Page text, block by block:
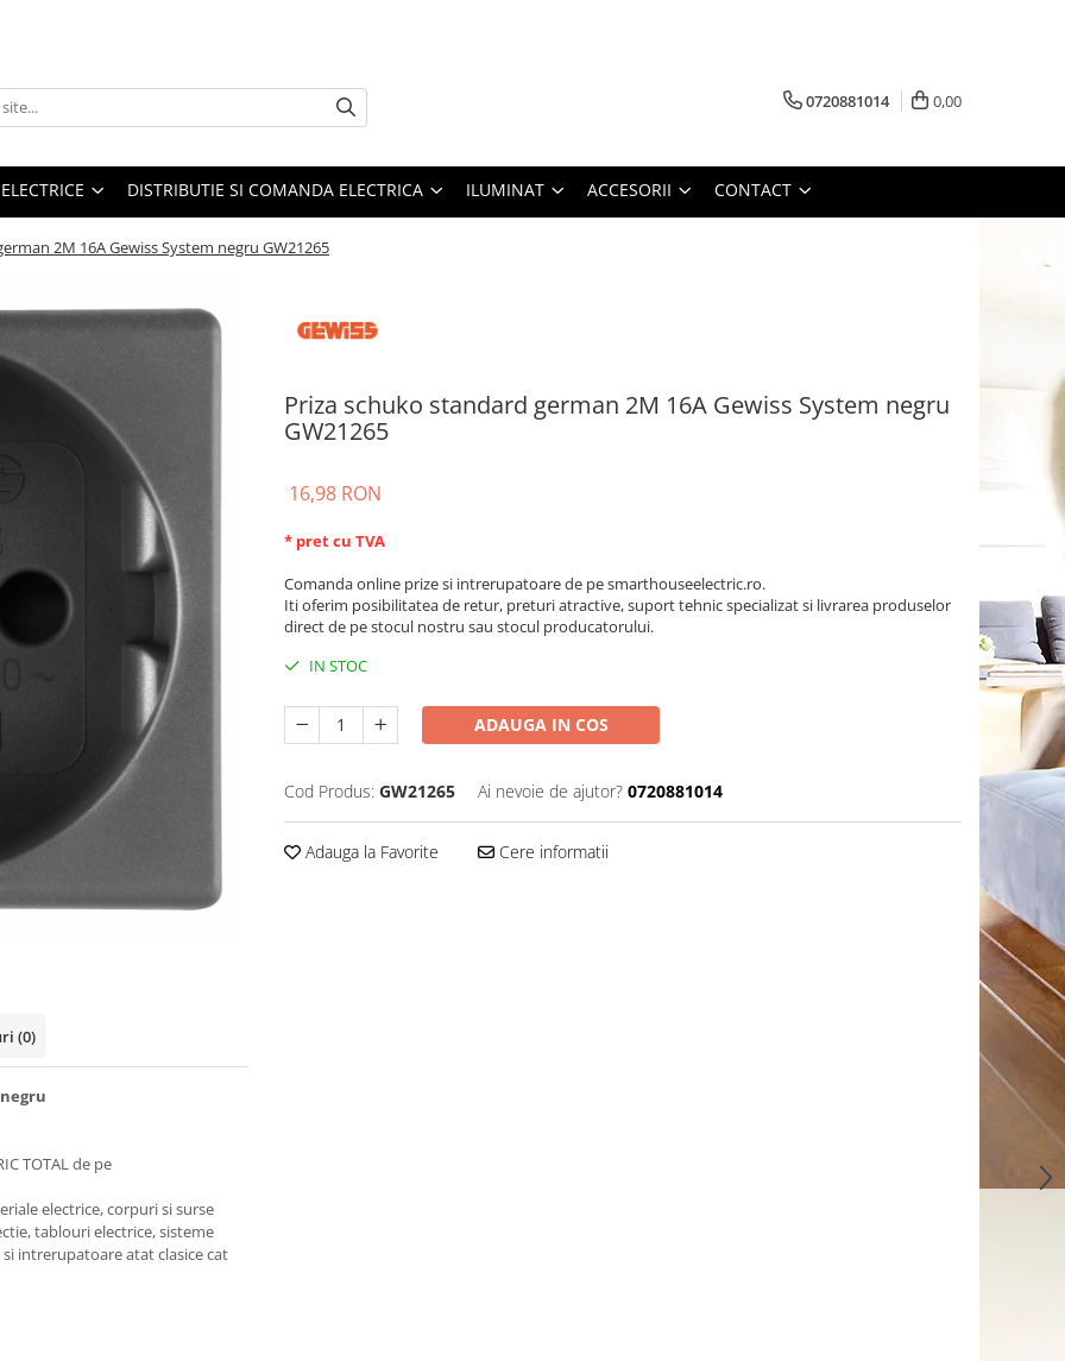
0720881014 0,00
DISTRIBUTIE SI COMANDA ELECTRICA ILUMINAT ACCESORII CONTACT
2M 16A Gewiss System negru GW21265
Priza schuko standard german 2M 16A Gewiss System negru
GW21265
16,98 RON
* pret cu TVA
Comanda online prize si intrerupatoare de pe smarthouseelectric.ro.
Iti oferim posibilitatea de retur, preturi atractive, suport tehnic specializat si livrarea produselor
direct de pe stocul nostru sau stocul producatorului.
IN STOC
ADAUGA IN COS
Cod Produs: GW21265 Ai nevoie de ajutor? 0720881014
Adauga la Favorite Cere informatii
(0)
TOTAL de pe
electrice, corpuri si surse
tablouri electrice, sisteme
intrerupatoare atat clasice cat